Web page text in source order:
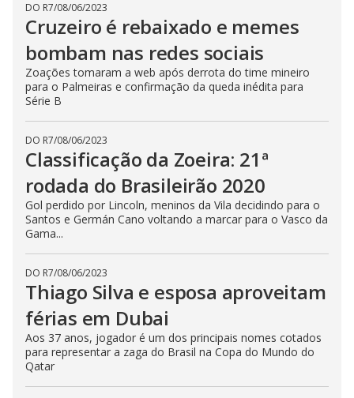
DO R7/08/06/2023
Cruzeiro é rebaixado e memes
bombam nas redes sociais
Zoações tomaram a web após derrota do time mineiro
para o Palmeiras e confirmação da queda inédita para
Série B
DO R7/08/06/2023
Classificação da Zoeira: 21ª
rodada do Brasileirão 2020
Gol perdido por Lincoln, meninos da Vila decidindo para o
Santos e Germán Cano voltando a marcar para o Vasco da
Gama...
DO R7/08/06/2023
Thiago Silva e esposa aproveitam
férias em Dubai
Aos 37 anos, jogador é um dos principais nomes cotados
para representar a zaga do Brasil na Copa do Mundo do
Qatar